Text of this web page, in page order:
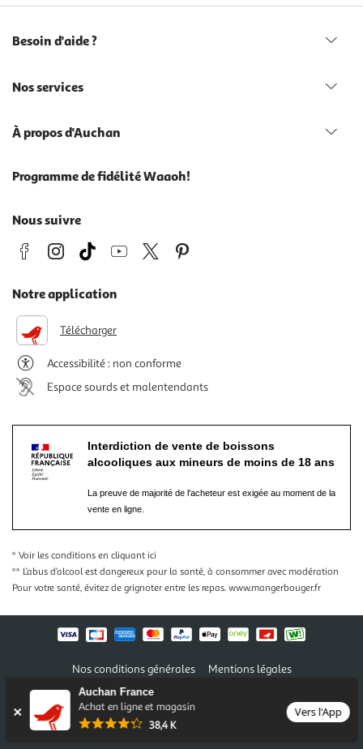
Auchan France
Achat en ligne et magasin
38,4 K
Vers l'App
Besoin d'aide ?
Nos services
À propos d'Auchan
Programme de fidélité Waaoh!
Nous suivre
Notre application
Télécharger
Accessibilité : non conforme
Espace sourds et malentendants
Interdiction de vente de boissons
alcooliques aux mineurs de moins de 18 ans
La preuve de majorité de l'acheteur est exigée au moment de la
vente en ligne.
* Voir les conditions en cliquant ici
** L’abus d’alcool est dangereux pour la santé, à consommer avec modération
Pour votre santé, évitez de grignoter entre les repas. www.mangerbouger.fr
Nos conditions générales
Mentions légales
Conditions des offres et promotions
Politique de confidentialité
Informations légales marketplace
Auchan 2026 © Tous droits réservés